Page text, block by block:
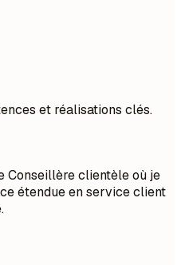
et réalisations clés.
Conseillère clientèle où je
étendue en service client